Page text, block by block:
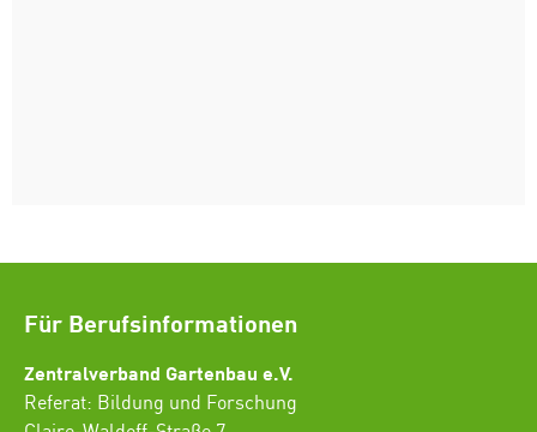
Für Berufsinformationen
Zentralverband Gartenbau e.V.
Referat: Bildung und Forschung